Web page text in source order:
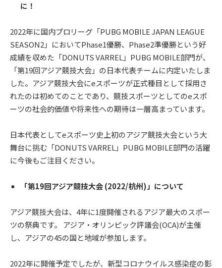
に！
2022年に国内プロリーグ「PUBG MOBILE JAPAN LEAGUE
SEASON2」においてPhase1優勝、Phase2準優勝という好
成績を収めた「DONUTS VARREL」PUBG MOBILE部門が、
「第19回アジア競技大会」の日本代表チームに内定いたしま
した。アジア競技大会にeスポーツが正式種目として採用さ
れたのは初めてのことであり、競技スポーツとしてのeスポ
ーツの社会的価値や将来性への期待は一層高まっています。
日本代表としてeスポーツ史上初のアジア競技大会という大
舞台に挑む「DONUTS VARREL」PUBG MOBILE部門の活躍
に今後もご注目ください。
「第19回アジア競技大会 (2022/杭州)」について
アジア競技大会は、4年に1度開催されるアジア最大のスポー
ツの祭典です。 アジア・オリンピック評議会(OCA)が主催
し、アジアの45の国と地域が参加します。
2022年に開催予定でしたが、新型コロナウイルス感染症の影